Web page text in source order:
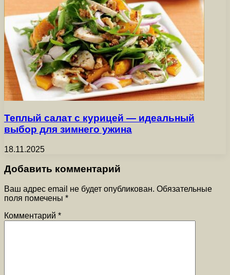
Теплый салат с курицей — идеальный
выбор для зимнего ужина
18.11.2025
Добавить комментарий
Ваш адрес email не будет опубликован. Обязательные
поля помечены *
Комментарий *